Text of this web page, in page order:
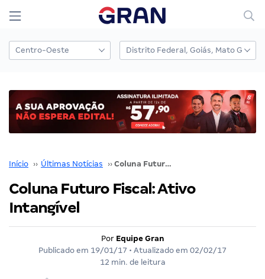
Início ›› Últimas Notícias ›› Coluna Futuro Fiscal: Ativo Intangível
Coluna Futuro Fiscal: Ativo
Intangível
Por Equipe Gran
Publicado em 19/01/17 • Atualizado em 02/02/17
12 min. de leitura